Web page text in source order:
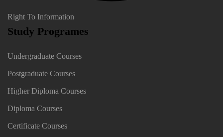
Right To Information
Study Programes
Undergraduate Courses
Postgraduate Courses
Higher Diploma Courses
Diploma Courses
Certificate Courses